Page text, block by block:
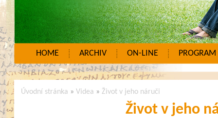
HOME ARCHIV ON-LINE PROGRAM
Úvodní stránka » Videa »Život v jeho náruči
Život v jeho